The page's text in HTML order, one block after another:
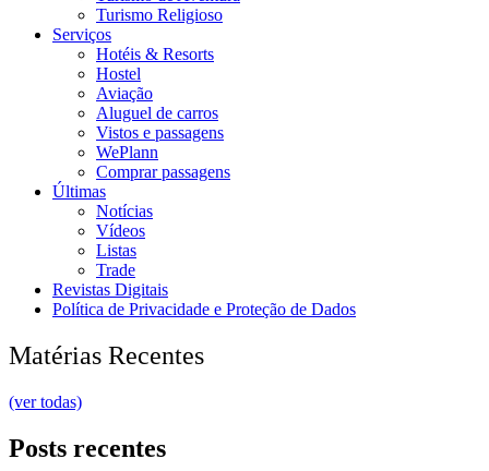
Turismo Religioso
Serviços
Hotéis & Resorts
Hostel
Aviação
Aluguel de carros
Vistos e passagens
WePlann
Comprar passagens
Últimas
Notícias
Vídeos
Listas
Trade
Revistas Digitais
Política de Privacidade e Proteção de Dados
Matérias Recentes
(ver todas)
Posts recentes